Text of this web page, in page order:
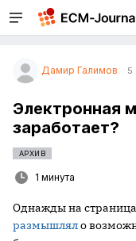
Дамир Галимов 5
Электронная
заработает?
АРХИВ
1 минута
Однажды на
размышляло